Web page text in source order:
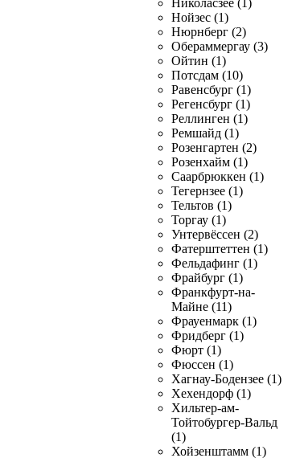
Николасзее (1)
Нойзес (1)
Нюрнберг (2)
Обераммергау (3)
Ойтин (1)
Потсдам (10)
Равенсбург (1)
Регенсбург (1)
Реллинген (1)
Ремшайд (1)
Розенгартен (2)
Розенхайм (1)
Саарбрюккен (1)
Тегернзее (1)
Тельтов (1)
Торгау (1)
Унтервёссен (2)
Фатерштеттен (1)
Фельдафинг (1)
Фрайбург (1)
Франкфурт-на-
Майне (11)
Фрауенмарк (1)
Фридберг (1)
Фюрт (1)
Фюссен (1)
Хагнау-Бодензее (1)
Хехендорф (1)
Хильтер-ам-
Тойтобургер-Вальд
(1)
Хойзенштамм (1)